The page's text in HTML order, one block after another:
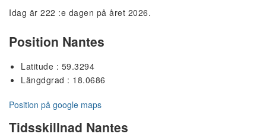
Idag är 222 :e dagen på året 2026.
Position Nantes
Latitude : 59.3294
Längdgrad : 18.0686
Position på google maps
Tidsskillnad Nantes